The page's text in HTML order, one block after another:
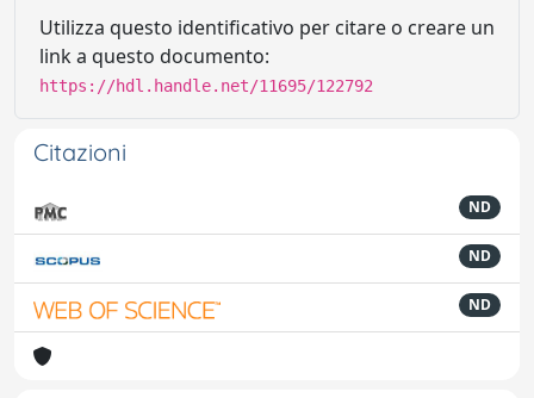
Utilizza questo identificativo per citare o creare un
link a questo documento:
https://hdl.handle.net/11695/122792
Citazioni
ND
ND
ND